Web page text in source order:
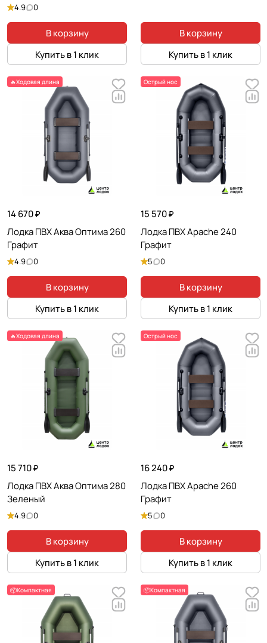
4.9 0
В корзину
Купить в 1 клик
В корзину
Купить в 1 клик
🔥Ходовая длина
14 670 ₽
Лодка ПВХ Аква Оптима 260
Графит
4.9 0
В корзину
Купить в 1 клик
Острый нос
15 570 ₽
Лодка ПВХ Apache 240
Графит
5 0
В корзину
Купить в 1 клик
🔥Ходовая длина
15 710 ₽
Лодка ПВХ Аква Оптима 280
Зеленый
4.9 0
В корзину
Купить в 1 клик
Острый нос
16 240 ₽
Лодка ПВХ Apache 260
Графит
5 0
В корзину
Купить в 1 клик
📦Компактная 📦Компактная